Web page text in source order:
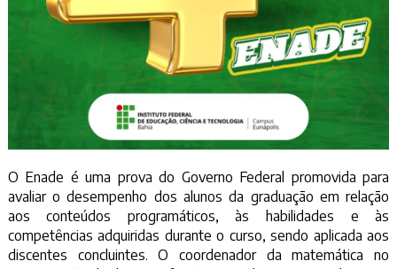
O Enade é uma prova do Governo Federal promovida para
avaliar o desempenho dos alunos da graduação em relação
aos conteúdos programáticos, às habilidades e às
competências adquiridas durante o curso, sendo aplicada aos
discentes concluintes. O coordenador da matemática no